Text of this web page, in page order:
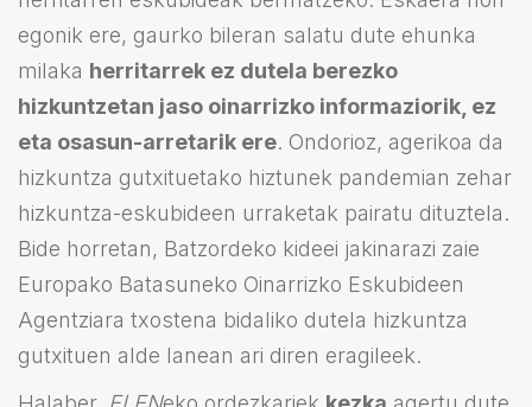
egonik ere, gaurko bileran salatu dute ehunka
milaka herritarrek ez dutela berezko
hizkuntzetan jaso oinarrizko informaziorik, ez
eta osasun-arretarik ere. Ondorioz, agerikoa da
hizkuntza gutxituetako hiztunek pandemian zehar
hizkuntza-eskubideen urraketak pairatu dituztela.
Bide horretan, Batzordeko kideei jakinarazi zaie
Europako Batasuneko Oinarrizko Eskubideen
Agentziara txostena bidaliko dutela hizkuntza
gutxituen alde lanean ari diren eragileek.